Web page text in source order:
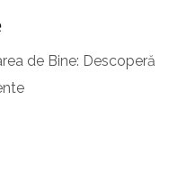
de Bine: Descoperă